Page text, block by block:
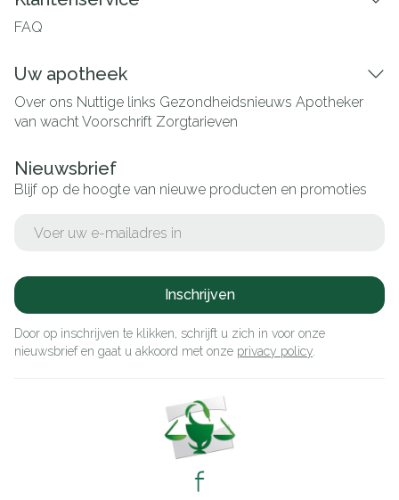
FAQ
Uw apotheek
Over ons Nuttige links Gezondheidsnieuws Apotheker
van wachtVoorschrift Zorgtarieven
Nieuwsbrief
Blijf op de hoogte van nieuwe producten en promoties
Inschrijven
Door op inschrijven te klikken, schrijft u zich in voor onze
nieuwsbrief en gaat u akkoord met onze privacy policy